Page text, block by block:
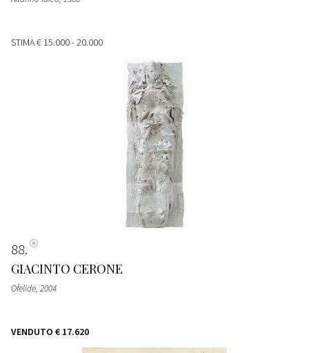
STIMA€ 15.000 - 20.000
88
GIACINTO CERONE
Ofelide, 2004
VENDUTO € 17.620